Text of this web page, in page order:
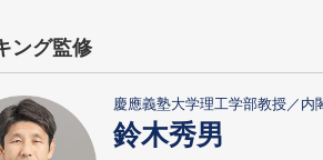
ング監修
慶應義塾大学理工学部教授／内
鈴木秀男